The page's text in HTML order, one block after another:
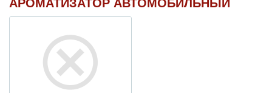
АРОМАТИЗАТОР АВТОМОБИЛЬНЫЙ